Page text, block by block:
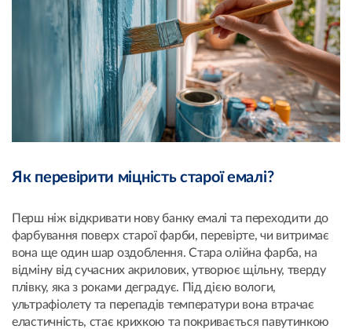
Як перевірити міцність старої емалі?
Перш ніж відкривати нову банку емалі та переходити до
фарбування поверх старої фарби, перевірте, чи витримає
вона ще один шар оздоблення. Стара олійна фарба, на
відміну від сучасних акрилових, утворює щільну, тверду
плівку, яка з роками деградує. Під дією вологи,
ультрафіолету та перепадів температури вона втрачає
еластичність, стає крихкою та покривається павутинкою